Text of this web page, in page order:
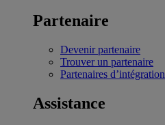
Partenaire
Devenir partenaire
Trouver un partenaire
Partenaires d’intégration
Assistance